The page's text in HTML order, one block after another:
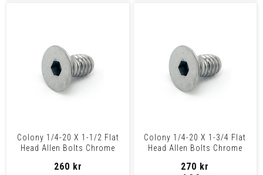
Colony 1/4-20 X 1-1/2 Flat
Head Allen Bolts Chrome
260 kr
Colony 1/4-20 X 1-3/4 Flat
Head Allen Bolts Chrome
270 kr